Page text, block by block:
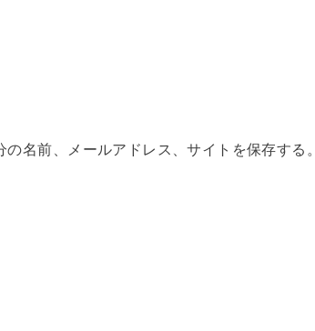
名前、メールアドレス、サイトを保存する。